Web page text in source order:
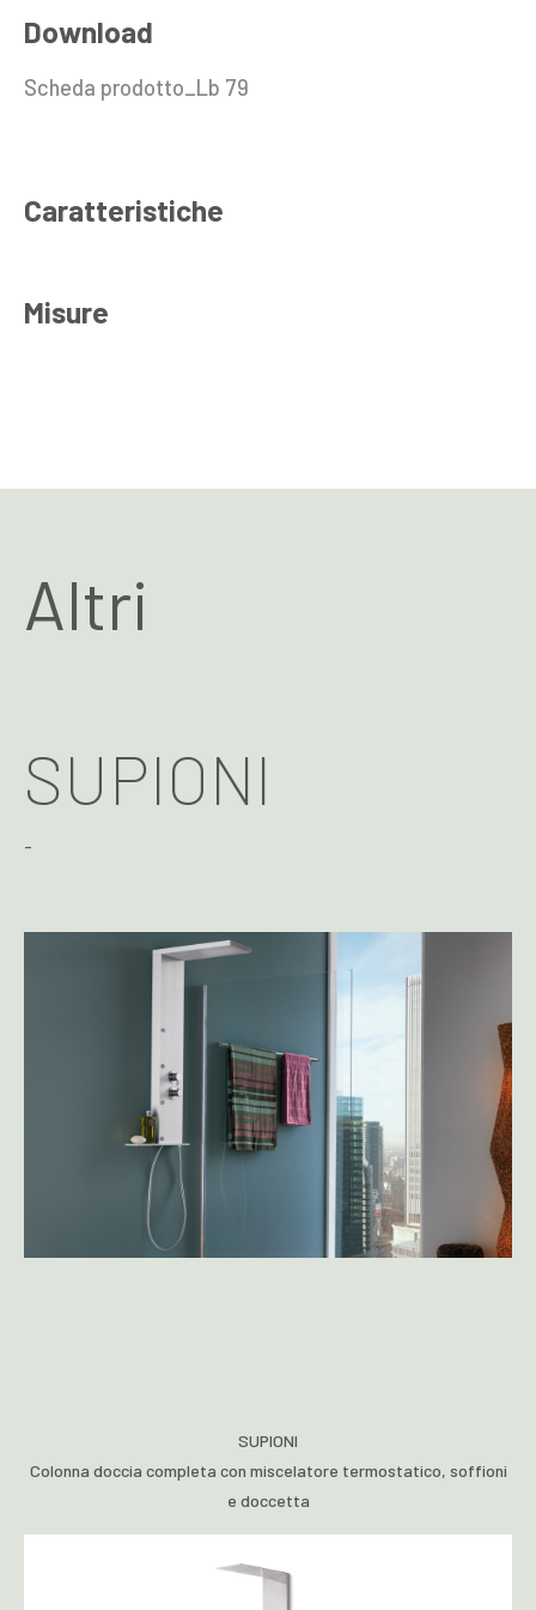
Download
Scheda prodotto_Lb 79
Caratteristiche
Misure
Altri
SUPIONI
-
SUPIONI
Colonna doccia completa con miscelatore termostatico, soffioni
e doccetta